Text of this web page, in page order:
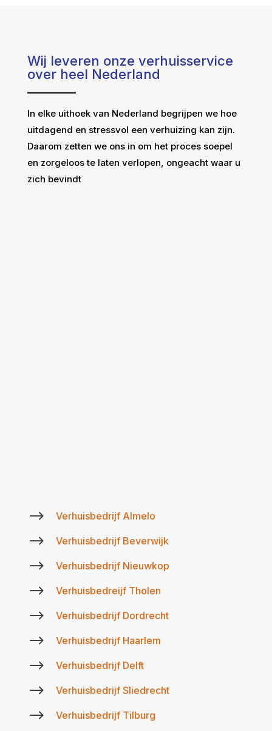
Wij leveren onze verhuisservice
over heel Nederland
In elke uithoek van Nederland begrijpen we hoe
uitdagend en stressvol een verhuizing kan zijn.
Daarom zetten we ons in om het proces soepel
en zorgeloos te laten verlopen, ongeacht waar u
zich bevindt
$ Verhuisbedrijf Almelo
$ Verhuisbedrijf Beverwijk
$ Verhuisbedrijf Nieuwkop
$ Verhuisbedreijf Tholen
$ Verhuisbedrijf Dordrecht
$ Verhuisbedrijf Haarlem
$ Verhuisbedrijf Delft
$ Verhuisbedrijf Sliedrecht
$ Verhuisbedrijf Tilburg